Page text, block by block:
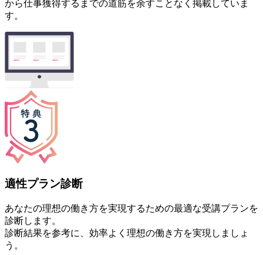
から仕事獲得するまでの道筋を余すことなく掲載していま
す。
適性プラン診断
あなたの理想の働き方を実現するための最適な受講プランを
診断します。
診断結果を参考に、効率よく理想の働き方を実現しましょ
う。